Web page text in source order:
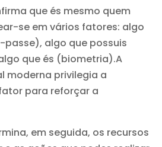
que és mesmo quem
se em vários fatores: algo
algo que possuis
que és (biometria).A
moderna privilegia a
para reforçar a
em seguida, os recursos